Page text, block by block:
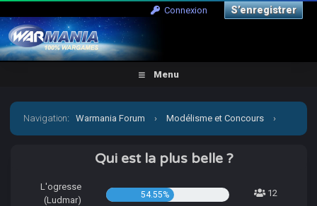
Connexion S’enregistrer
Menu
Navigation:Warmania Forum › Modélisme et Concours ›
› [CCCP] Vient par la mon petit Jojo!
Qui est la plus belle ?
L'ogresse
(Ludmar)
54.55% 12